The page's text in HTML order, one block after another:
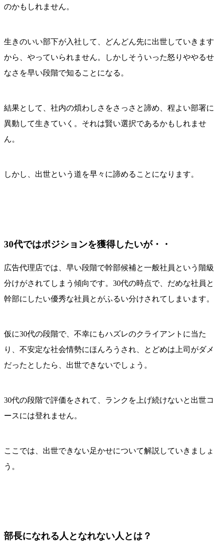
のかもしれません。
生きのいい部下が入社して、どんどん先に出世していきます
から、やっていられません。しかしそういった怒りややるせ
なさを早い段階で知ることになる。
結果として、社内の煩わしさをさっさと諦め、程よい部署に
異動して生きていく。それは賢い選択であるかもしれませ
ん。
しかし、出世という道を早々に諦めることになります。
30代ではポジションを獲得したいが・・
広告代理店では、早い段階で幹部候補と一般社員という階級
分けがされてしまう傾向です。30代の時点で、だめな社員と
幹部にしたい優秀な社員とがふるい分けされてしまいます。
仮に30代の段階で、不幸にもハズレのクライアントに当た
り、不安定な社会情勢にほんろうされ、とどめは上司がダメ
だったとしたら、出世できないでしょう。
30代の段階で評価をされて、ランクを上げ続けないと出世コ
ースには登れません。
ここでは、出世できない足かせについて解説していきましょ
う。
部長になれる人となれない人とは？